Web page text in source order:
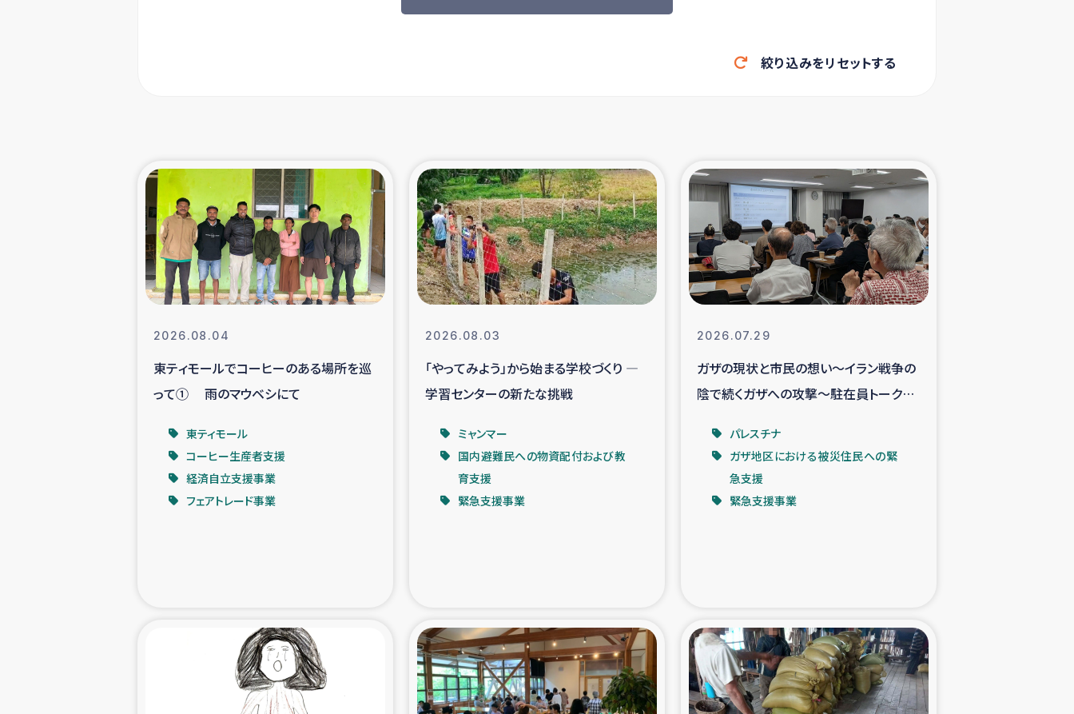
東ティモール豪雨緊急支援 大雨による洪水被災者支援
シリア国内避難民・帰還民の生活再建支援
スリランカ 緊急人道支援 スリランカ南部洪水被災者支援
スリランカの南北女性をつなぐサリー・リサイクル・プロジ
ェクト
復興支援事業
ガザ人道支援 令和6年能登半島地震 緊急支援
タイ国境ミャンマー移民子ども支援 漁民によるマングローブ植林活動
レバノンでのシリア難民への食糧・越冬支援 レバノンにおける緊急支援
石巻市街地在宅被災者支援 復興応援隊の活動
仮設住宅生活支援・農業復興支援 漁業復興支援
絞り込みをリセットする
2026.08.04
東ティモールでコーヒーのある場所を巡
って① 雨のマウベシにて
東ティモール
コーヒー生産者支援
経済自立支援事業
フェアトレード事業
2026.08.03
「やってみよう」から始まる学校づくり ―
学習センターの新たな挑戦
ミャンマー
国内避難民への物資配付および教
育支援
緊急支援事業
2026.07.29
ガザの現状と市民の想い～イラン戦争の
陰で続くガザへの攻撃～駐在員トークイ
パレスチナ
ガザ地区における被災住民への緊
急支援
緊急支援事業